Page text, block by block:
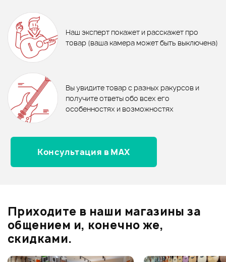
235 ₽
Набор наклеек на гриф GUITTO
GFM-01
В корзину
OVTsound OVT-pol.50ml
ХИТ
530 ₽
Стреплоки ERNIE BALL 5619
В корзину
530 ₽
Стреплоки ERNIE BALL 5620
Отзывы
0.0
Оценка5
Оценка4
Оценка1
Стреплоки и крепления для ремня - новинки
Наш эксперт покажет и расскажет про
товар (ваша камера может быть выключена)
Вы увидите товар с разных ракурсов и
получите ответы обо всех его
особенностях и возможностях
Консультация в MAX
Приходите в наши магазины за
общением и, конечно же,
скидками.